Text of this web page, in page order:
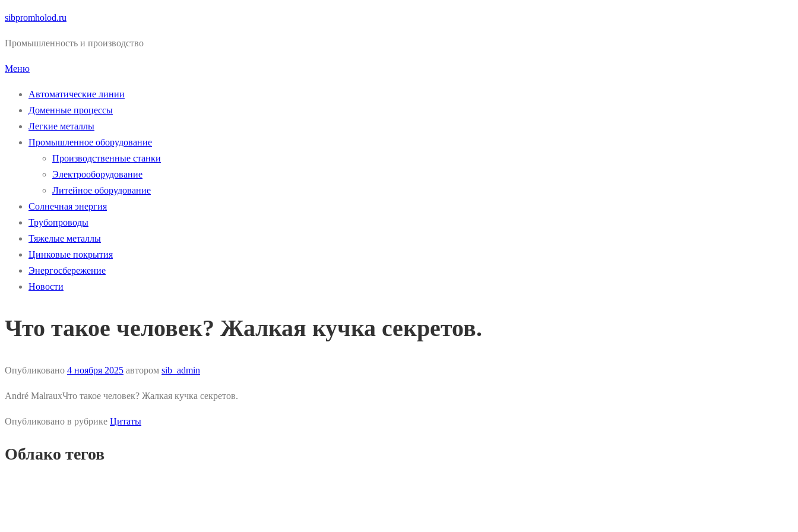
Перейти
содержимому
sibpromholod.ru
Промышленность и производство
Меню
Автоматические линии
Доменные процессы
Легкие металлы
Промышленное оборудование
Производственные станки
Электрооборудование
Литейное оборудование
Солнечная энергия
Трубопроводы
Тяжелые металлы
Цинковые покрытия
Энергосбережение
Новости
Что такое человек? Жалкая кучка секретов.
Опубликовано 4 ноября 2025 автором sib_admin
André MalrauxЧто такое человек? Жалкая кучка секретов.
Опубликовано в рубрике Цитаты
Облако тегов